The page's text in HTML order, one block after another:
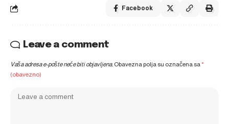
Facebook
Leave a comment
Vaša adresa e-pošte neće biti objavljena. Obavezna polja su označena sa*
(obavezno)